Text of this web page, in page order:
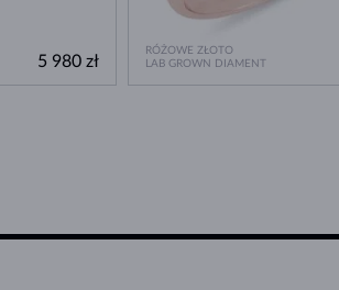
5 980 zł
RÓŻOWE ZŁOTO
LAB GROWN DIAMENT